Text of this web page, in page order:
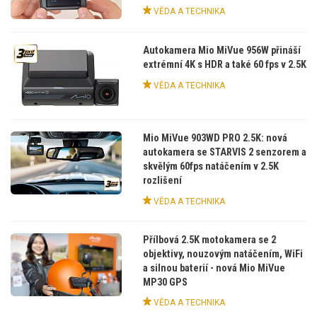
VĚDA A TECHNIKA
Autokamera Mio MiVue 956W přináší
extrémní 4K s HDR a také 60 fps v 2.5K
VĚDA A TECHNIKA
Mio MiVue 903WD PRO 2.5K: nová
autokamera se STARVIS 2 senzorem a
skvělým 60fps natáčením v 2.5K
rozlišení
VĚDA A TECHNIKA
Přílbová 2.5K motokamera se 2
objektivy, nouzovým natáčením, WiFi
a silnou baterií - nová Mio MiVue
MP30 GPS
VĚDA A TECHNIKA